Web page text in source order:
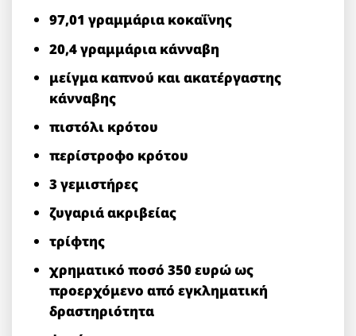
97,01 γραμμάρια κοκαΐνης
20,4 γραμμάρια κάνναβη
μείγμα καπνού και ακατέργαστης
κάνναβης
πιστόλι κρότου
περίστροφο κρότου
3 γεμιστήρες
ζυγαριά ακριβείας
τρίφτης
χρηματικό ποσό 350 ευρώ ως
προερχόμενο από εγκληματική
δραστηριότητα